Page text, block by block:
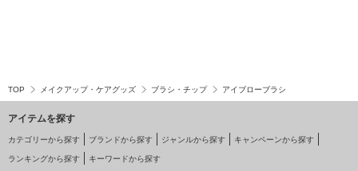
TOP メイクアップ・ケアグッズ ブラシ・チップ アイブローブラシ
アイテムを探す
カテゴリーから探す ブランドから探す ジャンルから探す キャンペーンから探す
ランキングから探す キーワードから探す